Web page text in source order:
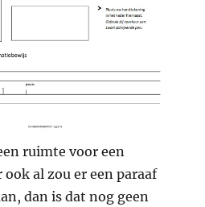
ruimte voor een
al zou er een paraaf
dan is dat nog geen